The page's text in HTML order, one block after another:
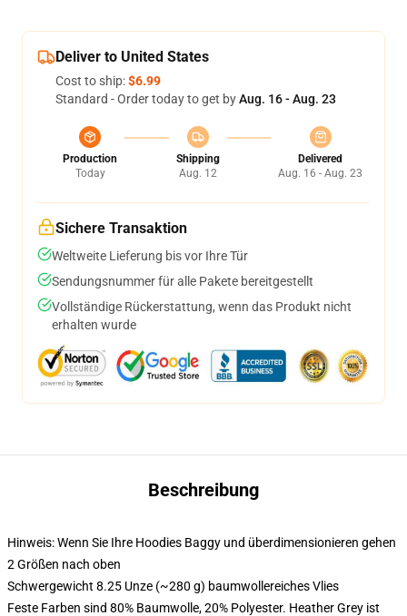
Deliver to United States
Cost to ship:$6.99
Standard - Order today to get byAug. 16 - Aug. 23
Production
Today
Shipping
Aug. 12
Delivered
Aug. 16 - Aug. 23
Sichere Transaktion
Weltweite Lieferung bis vor Ihre Tür
Sendungsnummer für alle Pakete bereitgestellt
Vollständige Rückerstattung, wenn das Produkt nicht
erhalten wurde
Beschreibung
Hinweis: Wenn Sie Ihre Hoodies Baggy und überdimensionieren gehen
2 Größen nach oben
Schwergewicht 8.25 Unze (~280 g) baumwollereiches Vlies
Feste Farben sind 80% Baumwolle, 20% Polyester. Heather Grey ist